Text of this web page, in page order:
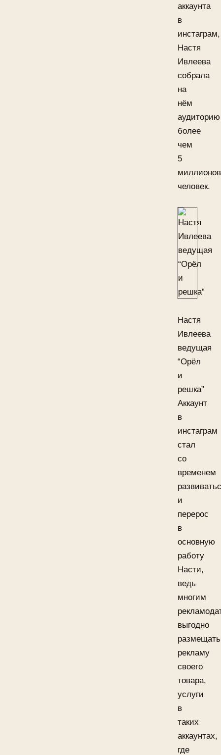
аккаунта
в
инстаграм,
Настя
Ивлеева
собрала
на
нём
аудиторию
более
чем
5
миллионов
человек.
Настя
Ивлеева
ведущая
“Орёл
и
решка”
Аккаунт
в
инстаграм
стал
со
временем
и
перерос
в
основную
работу
Насти,
ведь
многим
выгодно
размещать
рекламу
своего
товара,
услуги
в
таких
аккаунтах,
где